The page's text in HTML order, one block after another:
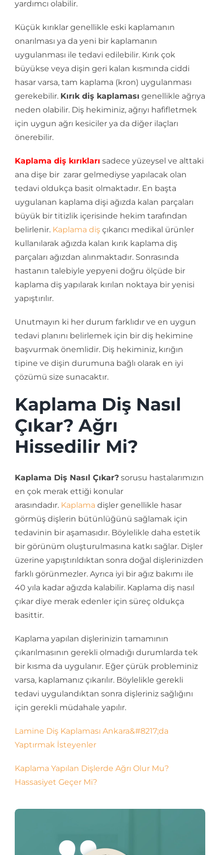
yardımcı olabilir.
Küçük kırıklar genellikle eski kaplamanın
onarılması ya da yeni bir kaplamanın
uygulanması ile tedavi edilebilir. Kırık çok
büyükse veya dişin geri kalan kısmında ciddi
hasar varsa, tam kaplama (kron) uygulanması
gerekebilir. Kırık diş kaplaması genellikle ağrıya
neden olabilir. Diş hekiminiz, ağrıyı hafifletmek
için uygun ağrı kesiciler ya da diğer ilaçları
önerebilir.
Kaplama diş kırıkları sadece yüzeysel ve alttaki
ana dişe bir zarar gelmediyse yapılacak olan
tedavi oldukça basit olmaktadır. En başta
uygulanan kaplama dişi ağızda kalan parçaları
büyük bir titizlik içerisinde hekim tarafından
belirlenir. Kaplama dişçıkarıcı medikal ürünler
kullanılarak ağızda kalan kırık kaplama diş
parçaları ağızdan alınmaktadır. Sonrasında
hastanın talebiyle yepyeni doğru ölçüde bir
kaplama diş yapılarak kırılan noktaya bir yenisi
yapıştırılır.
Unutmayın ki her durum farklıdır ve en uygun
tedavi planını belirlemek için bir diş hekimine
başvurmak önemlidir. Diş hekiminiz, kırığın
tipine ve dişin durumuna bağlı olarak en iyi
çözümü size sunacaktır.
Kaplama Diş Nasıl
Çıkar? Ağrı
Hissedilir Mi?
Kaplama Diş Nasıl Çıkar?sorusu hastalarımızın
en çok merak ettiği konular
arasındadır. Kaplama dişler genellikle hasar
görmüş dişlerin bütünlüğünü sağlamak için
tedavinin bir aşamasıdır. Böylelikle daha estetik
bir görünüm oluşturulmasına katkı sağlar. Dişler
üzerine yapıştırıldıktan sonra doğal dişlerinizden
farklı görünmezler. Ayrıca iyi bir ağız bakımı ile
40 yıla kadar ağızda kalabilir. Kaplama diş nasıl
çıkar diye merak edenler için süreç oldukça
basittir.
Kaplama yapılan dişlerinizin tamamının
çıkarılmasının gerekli olmadığı durumlarda tek
bir kısma da uygulanır. Eğer çürük probleminiz
varsa, kaplamanız çıkarılır. Böylelikle gerekli
tedavi uygulandıktan sonra dişleriniz sağlığını
için gerekli müdahale yapılır.
Lamine Diş Kaplaması Ankara&#8217;da
Yaptırmak İsteyenler
Kaplama Yapılan Dişlerde Ağrı Olur Mu?
Hassasiyet Geçer Mi?